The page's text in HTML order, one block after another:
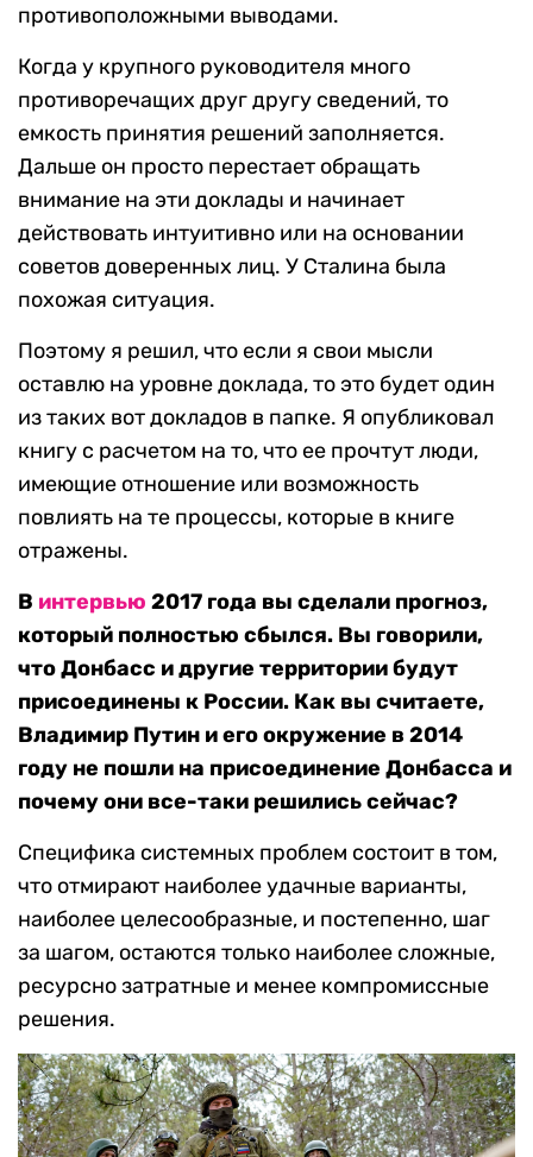
противоположными выводами.
Когда у крупного руководителя много
противоречащих друг другу сведений, то
емкость принятия решений заполняется.
Дальше он просто перестает обращать
внимание на эти доклады и начинает
действовать интуитивно или на основании
советов доверенных лиц. У Сталина была
похожая ситуация.
Поэтому я решил, что если я свои мысли
оставлю на уровне доклада, то это будет один
из таких вот докладов в папке. Я опубликовал
книгу с расчетом на то, что ее прочтут люди,
имеющие отношение или возможность
повлиять на те процессы, которые в книге
отражены.
В интервью 2017 года вы сделали прогноз,
который полностью сбылся. Вы говорили,
что Донбасс и другие территории будут
присоединены к России. Как вы считаете,
Владимир Путин и его окружение в 2014
году не пошли на присоединение Донбасса и
почему они все-таки решились сейчас?
Специфика системных проблем состоит в том,
что отмирают наиболее удачные варианты,
наиболее целесообразные, и постепенно, шаг
за шагом, остаются только наиболее сложные,
ресурсно затратные и менее компромиссные
решения.